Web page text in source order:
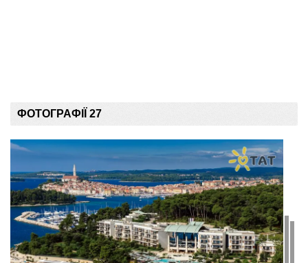
ФОТОГРАФІЇ 27